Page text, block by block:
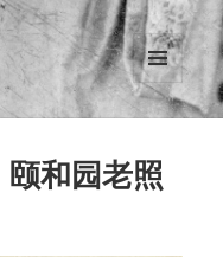
菜单和
挂件
和园老照